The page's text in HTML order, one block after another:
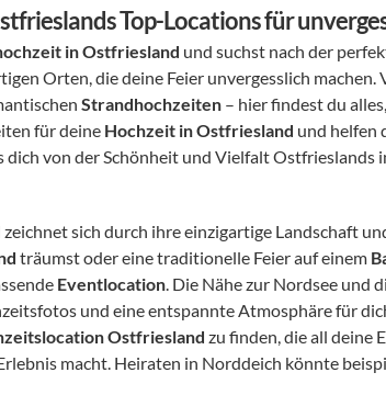
Top-Locations für
in Ostfriesland und suchst nach der
Orten, die deine Feier unvergesslich machen.
Strandhochzeiten – hier findest du
für deine Hochzeit in Ostfriesland und helfen
dich von der Schönheit und Vielfalt
sich durch ihre einzigartige Landschaft
träumst oder eine traditionelle Feier auf einem
Eventlocation. Die Nähe zur Nordsee und
und eine entspannte Atmosphäre für
Ostfriesland zu finden, die all deine
macht. Heiraten in Norddeich könnte